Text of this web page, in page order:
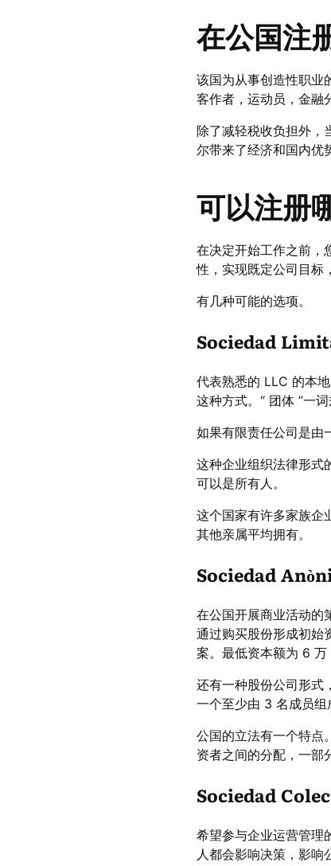
在公国注
该国为从事创造性职业
客作者，运动员，金融
除了减轻税收负担外，
尔带来了经济和国内优
可以注册
在决定开始工作之前，
性，实现既定公司目标
有几种可能的选项。
Sociedad
代表熟悉的 LLC 的本
这种方式。“ 团体 ”一
如果有限责任公司是由
这种企业组织法律形式
可以是所有人。
这个国家有许多家族企
其他亲属平均拥有。
Sociedad
在公国开展商业活动的
通过购买股份形成初始
案。最低资本额为 6 万
还有一种股份公司形式
一个至少由 3 名成员组
公国的立法有一个特点
资者之间的分配，一部
Sociedad
希望参与企业运营管理
人都会影响决策，影响